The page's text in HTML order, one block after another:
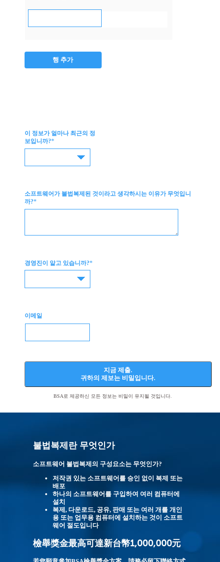
행 추가
이 정보가 얼마나 최근의 정
보입니까?*
소프트웨어가 불법복제된 것이라고 생각하시는 이유가 무엇입니
까?*
경영진이 알고 있습니까?*
이메일
지금 제출.
귀하의 제보는 비밀입니다.
BSA로 제공하신 모든 정보는 비밀이 유지될 것입니다.
불법복제란 무엇인가
소프트웨어 불법복제의 구성요소는 무엇인가?
저작권 있는 소프트웨어를 승인 없이 복제 또는
배포
하나의 소프트웨어를 구입하여 여러 컴퓨터에
설치
복제, 다운로드, 공유, 판매 또는 여러 개를 개인
용 또는 업무용 컴퓨터에 설치하는 것이 소프트
웨어 절도입니다
檢舉獎金最高可達新台幣1,000,000元